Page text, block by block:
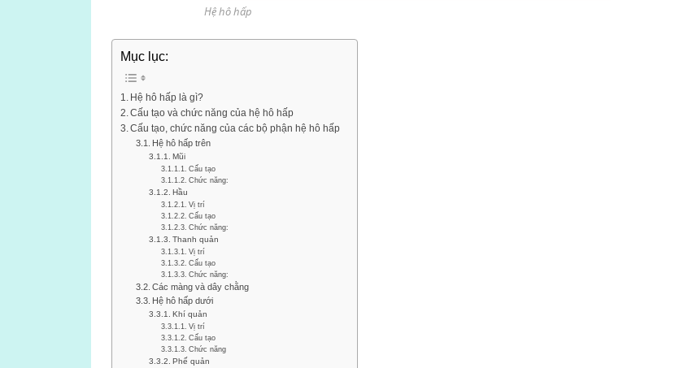
Hệ hô hấp
Mục lục:
Hệ hô hấp là gì?
Cấu tạo và chức năng của hệ hô hấp
Cấu tạo, chức năng của các bộ phận hệ hô hấp
Hệ hô hấp trên
Mũi
Cấu tạo
Chức năng:
Hầu
Vị trí
Cấu tạo
Chức năng:
Thanh quản
Vị trí
Cấu tạo
Chức năng:
Các màng và dây chằng
Hệ hô hấp dưới
Khí quản
Vị trí
Cấu tạo
Chức năng
Phế quản